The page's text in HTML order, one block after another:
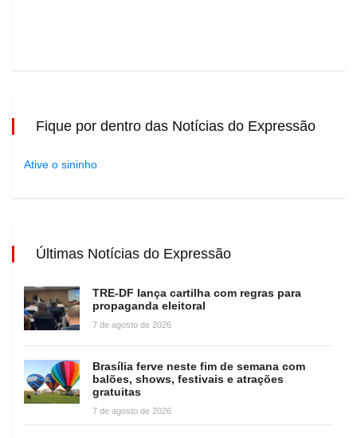
Fique por dentro das Notícias do Expressão
Ative o sininho
Últimas Notícias do Expressão
TRE-DF lança cartilha com regras para
propaganda eleitoral
7 de agosto de 2026
Brasília ferve neste fim de semana com
balões, shows, festivais e atrações
gratuitas
7 de agosto de 2026